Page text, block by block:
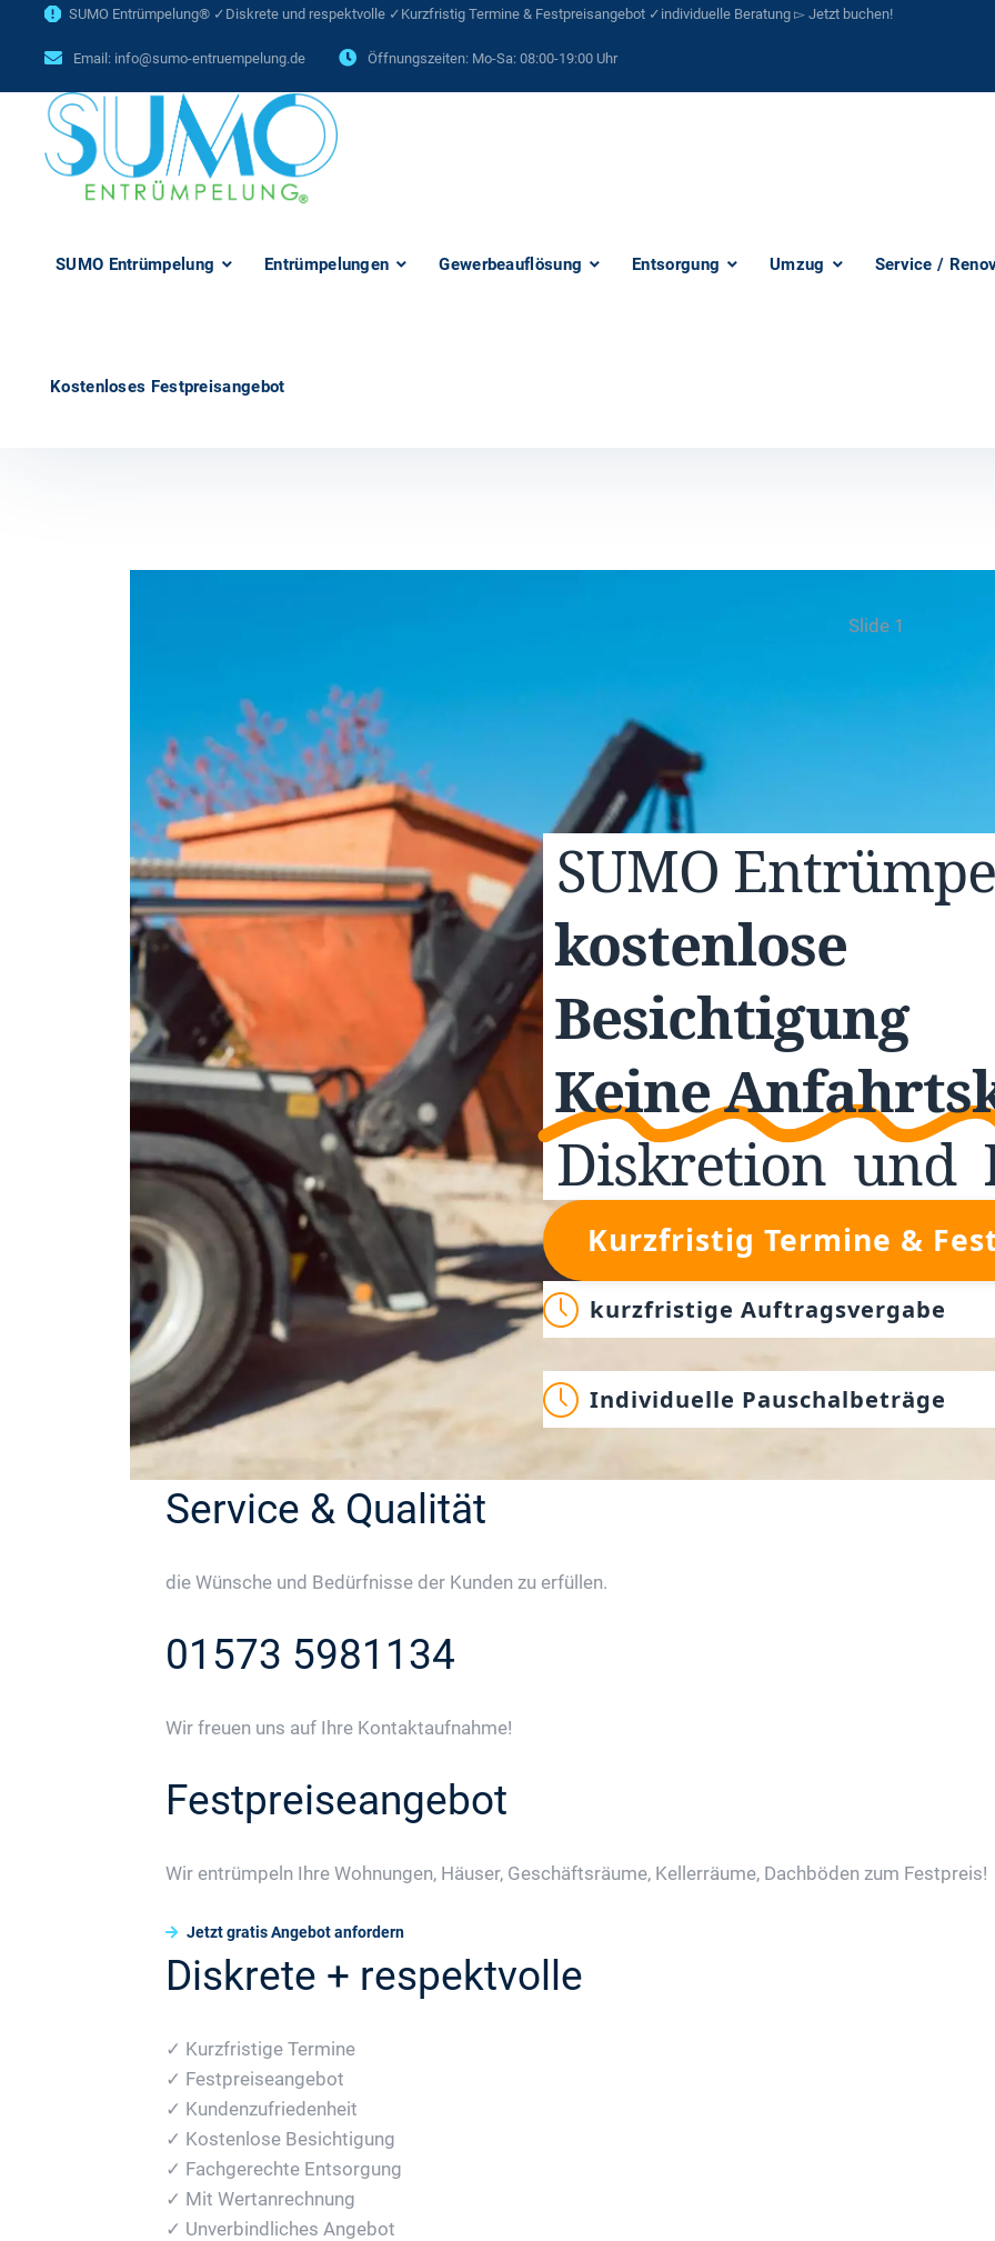
SUMO Entrümpelung® ✓Diskrete und respektvolle ✓Kurzfristig Termine & Festpreisangebot ✓individuelle Beratung ▻ Jetzt buchen!
Email: info@sumo-entruempelung.de Öffnungszeiten: Mo-Sa: 08:00-19:00 Uhr
SUMO Entrümpelung Entrümpelungen Gewerbeauflösung Entsorgung Umzug Service /
Kostenloses Festpreisangebot
Slide 1
SUMO
kostenlose
Besichtigung
Keine
Diskretion und
Kurzfristig Termine &
kurzfristige Auftragsvergabe
Individuelle Pauschalbeträge
Service & Qualität
die Wünsche und Bedürfnisse der Kunden zu erfüllen.
01573 5981134
Wir freuen uns auf Ihre Kontaktaufnahme!
Festpreiseangebot
Wir entrümpeln Ihre Wohnungen, Häuser, Geschäftsräume, Kellerräume, Dachböden zum Festpreis!
Jetzt gratis Angebot anfordern
Diskrete + respektvolle
✓ Kurzfristige Termine
✓ Festpreiseangebot
✓ Kundenzufriedenheit
✓ Kostenlose Besichtigung
✓ Fachgerechte Entsorgung
✓ Mit Wertanrechnung
✓ Unverbindliches Angebot